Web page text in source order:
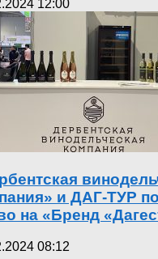
12:00
и ДАГ-ТУР
на «Бренд
08:12